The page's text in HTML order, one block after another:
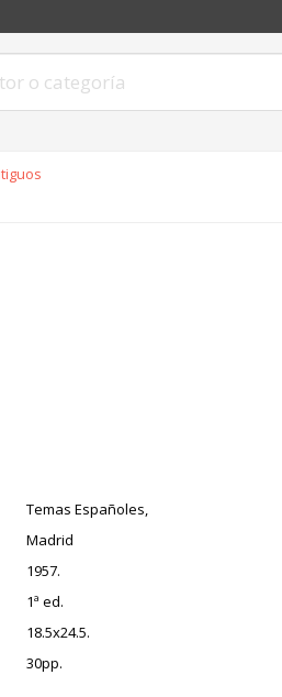
Temas Españoles,
Madrid
1957.
1ª ed.
18.5x24.5.
30pp.